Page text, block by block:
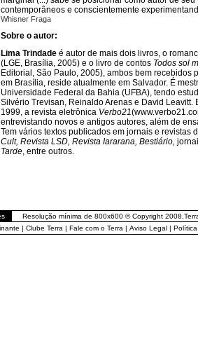
contemporâneos e conscientemente
Whisner Fraga
Sobre o autor:
Lima Trindade é autor de mais dois livros, o
(LGE, Brasília, 2005) e o livro de contos Todos sol
Editorial, São Paulo, 2005), ambos bem recebidos
em Brasília, reside atualmente em Salvador. É
Universidade Federal da Bahia (UFBA), tendo
Silvério Trevisan, Reinaldo Arenas e David Leavitt.
1999, a revista eletrônica Verbo21
entrevistando novos e antigos autores, além de
Tem vários textos publicados em jornais e revistas
Cult, Revista LSD, Revista Iararana, Bestiário,
Tarde, entre outros.